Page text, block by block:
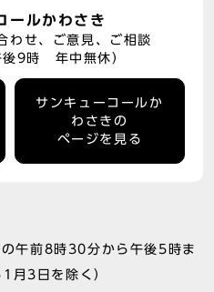
ールかわさき
わせ、ご意見、ご相談
後9時 年中無休）
サンキューコールか
わさきの
ページを見る
午前8時30分から午後5時ま
月3日を除く）